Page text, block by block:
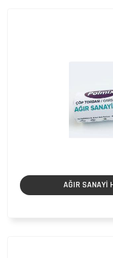
AĞIR SANAYİ